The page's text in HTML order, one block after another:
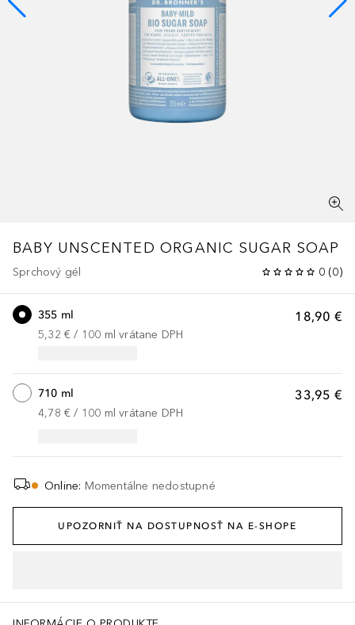
BABY UNSCENTED ORGANIC SUGAR SOAP
Sprchový gél 0 (0)
18,90 €
355 ml
5,32 € / 100 ml vrátane DPH
33,95 €
710 ml
4,78 € / 100 ml vrátane DPH
Online: Momentálne nedostupné
UPOZORNIŤ NA DOSTUPNOSŤ NA E-SHOPE